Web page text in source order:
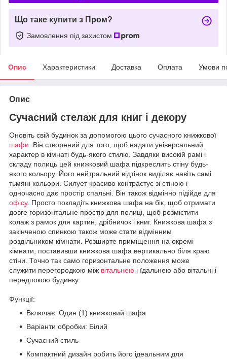
Що таке купити з Пром?
Замовлення під захистом
Опис Характеристики Доставка Оплата Умови
Опис
Сучасний стелаж для книг і декору
Оновіть свій будинок за допомогою цього сучасного книжкової
шафи. Він створений для того, щоб надати універсальний
характер в кімнаті будь-якого стилю. Завдяки високій рамі і
складу полиць цей книжковий шафа підкреслить стіну будь-
якого кольору. Його нейтральний відтінок виділяє навіть самі
тьмяні кольори. Силует красиво контрастує зі стіною і
одночасно дає простір спальні. Він також відмінно підійде для
офісу. Просто покладіть книжкова шафа на бік, щоб отримати
довге горизонтальне простір для полиці, щоб розмістити
колаж з рамок для картин, дрібничок і книг. Книжкова шафа з
закінченою спинкою також може стати відмінним
роздільником кімнати. Розширте приміщення на окремі
кімнати, поставивши книжкова шафа вертикально біля краю
стіни. Точно так само горизонтальне положення може
служити перегородкою між вітальнею і їдальнею або вітальні і
передпокою будинку.
Функції:
Включає: Один (1) книжковий шафа
Варіанти обробки: Білий
Сучасний стиль
Компактний дизайн робить його ідеальним для